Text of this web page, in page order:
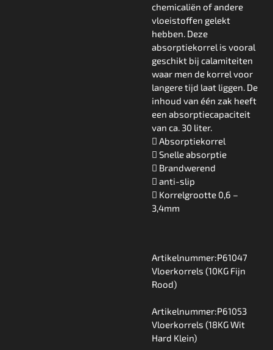
chemicaliën of andere
vloeistoffen gelekt
hebben. Deze
absorptiekorrel is vooral
geschikt bij calamiteiten
waar men de korrel voor
langere tijd laat liggen. De
inhoud van één zak heeft
een absorptiecapaciteit
van ca. 30 liter.
 Absorptiekorrel
 Snelle absorptie
 Brandwerend
 anti-slip
 Korrelgrootte 0,6 –
3,4mm
Artikelnummer:P61047
Vloerkorrels (10KG Fijn
Rood)
Artikelnummer:P61053
Vloerkorrels (18KG Wit
Hard Klein)